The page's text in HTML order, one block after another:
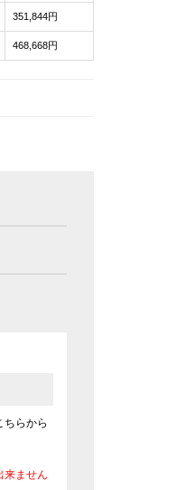
351,844円
468,668円
ちらから
来ません